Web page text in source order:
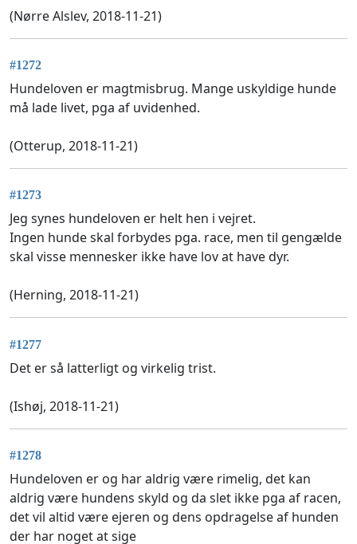
(Nørre Alslev, 2018-11-21)
#1272
Hundeloven er magtmisbrug. Mange uskyldige hunde
må lade livet, pga af uvidenhed.
(Otterup, 2018-11-21)
#1273
Jeg synes hundeloven er helt hen i vejret.
Ingen hunde skal forbydes pga. race, men til gengælde
skal visse mennesker ikke have lov at have dyr.
(Herning, 2018-11-21)
#1277
Det er så latterligt og virkelig trist.
(Ishøj, 2018-11-21)
#1278
Hundeloven er og har aldrig være rimelig, det kan
aldrig være hundens skyld og da slet ikke pga af racen,
det vil altid være ejeren og dens opdragelse af hunden
der har noget at sige